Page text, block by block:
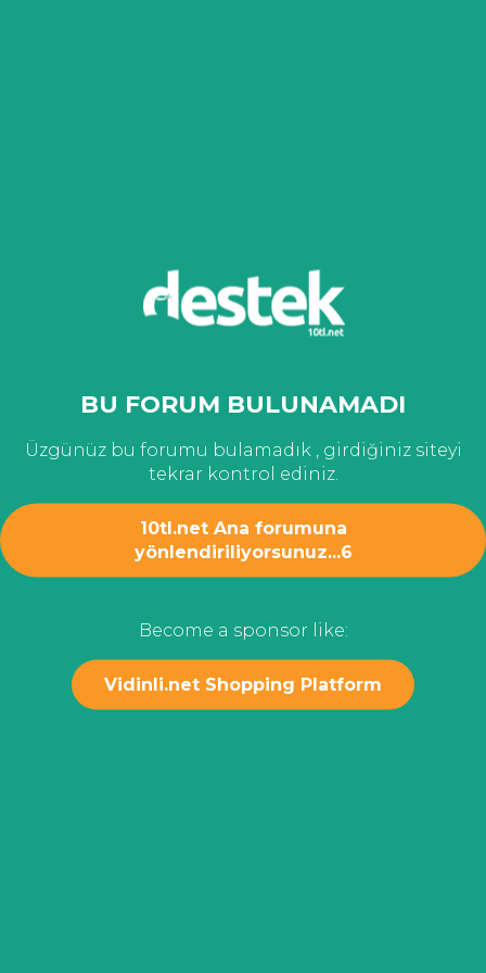
BU FORUM BULUNAMADI
Üzgünüz bu forumu bulamadık , girdiğiniz siteyi
tekrar kontrol ediniz.
10tl.net Ana forumuna
yönlendiriliyorsunuz...6
Become a sponsor like:
Vidinli.net Shopping Platform